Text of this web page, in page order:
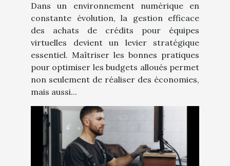
Dans un environnement numérique en
constante évolution, la gestion efficace
des achats de crédits pour équipes
virtuelles devient un levier stratégique
essentiel. Maîtriser les bonnes pratiques
pour optimiser les budgets alloués permet
non seulement de réaliser des économies,
mais aussi...